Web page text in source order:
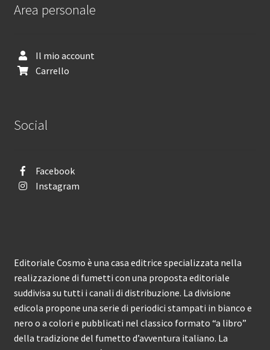
Area personale
Il mio account
Carrello
Social
Facebook
Instagram
Editoriale Cosmo è una casa editrice specializzata nella
realizzazione di fumetti con una proposta editoriale
suddivisa su tutti i canali di distribuzione. La divisione
edicola propone una serie di periodici stampati in bianco e
nero o a colori e pubblicati nel classico formato “a libro”
della tradizione del fumetto d’avventura italiano. La